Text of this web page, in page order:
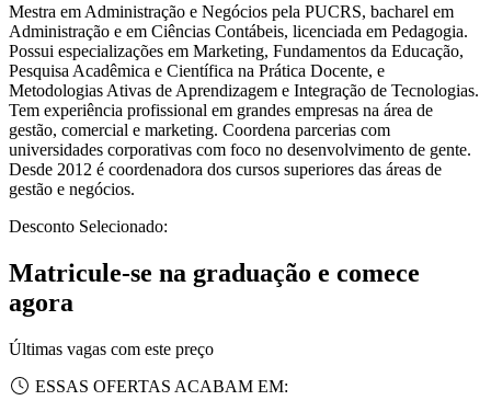
Mestra em Administração e Negócios pela PUCRS, bacharel em
Administração e em Ciências Contábeis, licenciada em Pedagogia.
Possui especializações em Marketing, Fundamentos da Educação,
Pesquisa Acadêmica e Científica na Prática Docente, e
Metodologias Ativas de Aprendizagem e Integração de Tecnologias.
Tem experiência profissional em grandes empresas na área de
gestão, comercial e marketing. Coordena parcerias com
universidades corporativas com foco no desenvolvimento de gente.
Desde 2012 é coordenadora dos cursos superiores das áreas de
gestão e negócios.
Desconto Selecionado:
Matricule-se na graduação e comece
agora
Últimas vagas com este preço
ESSAS OFERTAS ACABAM EM: